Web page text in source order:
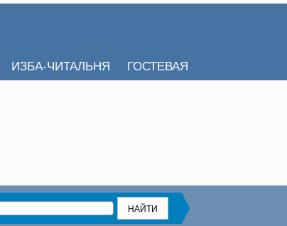
ИЗБА-ЧИТАЛЬНЯ ГОСТЕВАЯ